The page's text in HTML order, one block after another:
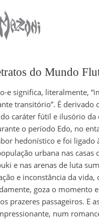
do Mundo
e significa, literalmente,
transitório”. É derivado
caráter fútil e ilusório da
o período Edo, no
hedonístico e foi ligado
urbana nas casas
e nas arenas de luta
e inconstância da vida,
goza o momento
prazeres passageiros. E
num